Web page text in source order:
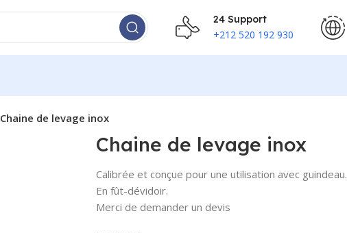
24 Support
+212 520 192 930
Chaine de levage inox
Chaine de levage inox
Calibrée et conçue pour une utilisation avec guindeau.
En fût-dévidoir.
Merci de demander un devis